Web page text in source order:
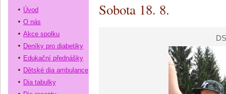
Sobota 18. 8.
Úvod
O nás
Akce spolku
Deníky pro diabetiky
Edukační přednášky
Dětské dia ambulance
Dia tabulky